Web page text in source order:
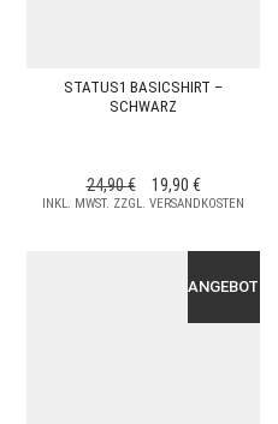
STATUS1 BASICSHIRT –
SCHWARZ
24,90€
URSPRÜNGLICHER
PREIS
24,90 €
19,90 €AKTUELLER
PREIS
19,90 €.
INKL. MWST. ZZGL. VERSANDKOSTEN
ANGEBOT!